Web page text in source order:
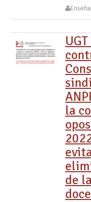
la
de